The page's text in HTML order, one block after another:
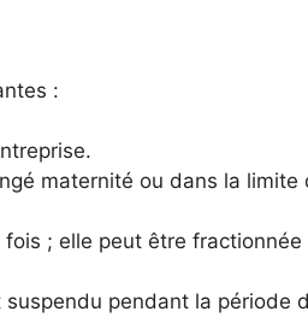
:
maternité ou dans la limite
; elle peut être
pendant la période